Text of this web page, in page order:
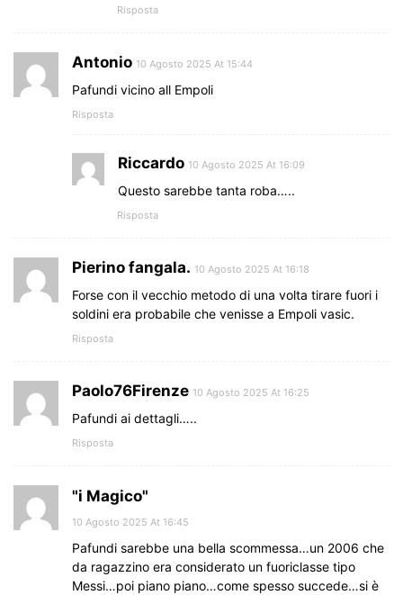
Risposta
Antonio 10 Agosto 2025 At 15:44
Pafundi vicino all Empoli
Risposta
Riccardo 10 Agosto 2025 At 16:09
Questo sarebbe tanta roba…..
Risposta
Pierino fangala. 10 Agosto 2025 At 16:18
Forse con il vecchio metodo di una volta tirare fuori i
soldini era probabile che venisse a Empoli vasic.
Risposta
Paolo76Firenze 10 Agosto 2025 At 16:25
Pafundi ai dettagli…..
Risposta
"i Magico"
10 Agosto 2025 At 16:45
Pafundi sarebbe una bella scommessa…un 2006 che
da ragazzino era considerato un fuoriclasse tipo
Messi…poi piano piano…come spesso succede…si è